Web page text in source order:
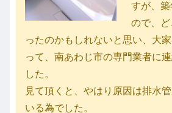
すが、
ので、ど
ったのかもしれないと思い、大
って、南あわじ市の専門業者に
した。
見て頂くと、やはり原因は排水
いる為でした。